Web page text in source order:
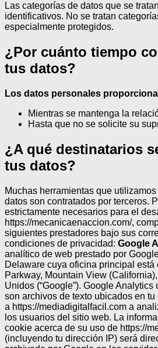
Las categorías de datos que se
identificativos. No se tratan
especialmente protegidos.
¿Por cuánto tiempo
tus datos?
Los datos personales
Mientras se mantenga la
Hasta que no se solicite su
¿A qué destinatarios
tus datos?
Muchas herramientas que
datos son contratados por terceros.
estrictamente necesarios para el
https://mecanicaenaccion.com/,
siguientes prestadores bajo sus
condiciones de privacidad: Google
analítico de web prestado por
Delaware cuya oficina principal está
Parkway, Mountain View
Unidos (“Google”). Google Analytics
son archivos de texto ubicados en
a https://mediadigitalfacil.com a
los usuarios del sitio web. La
cookie acerca de su uso de https://
(incluyendo tu dirección IP) será